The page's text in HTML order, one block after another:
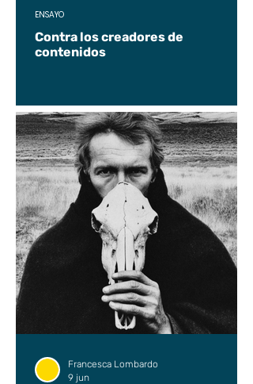
Contra los creadores de
contenidos
ENSAYO
Francesca Lombardo
9 jun